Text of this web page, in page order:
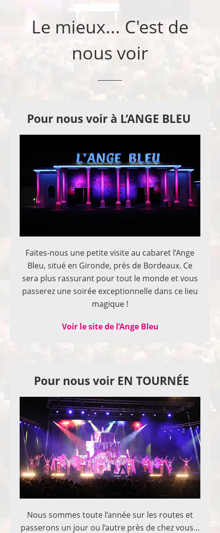
Le mieux... C'est de
nous voir
Pour nous voir à L’ANGE BLEU
Faites-nous une petite visite au cabaret l’Ange
Bleu, situé en Gironde, près de Bordeaux. Ce
sera plus rassurant pour tout le monde et vous
passerez une soirée exceptionnelle dans ce lieu
magique !
Voir le site de l’Ange Bleu
Pour nous voir EN TOURNÉE
Nous sommes toute l’année sur les routes et
passerons un jour ou l’autre près de chez vous…